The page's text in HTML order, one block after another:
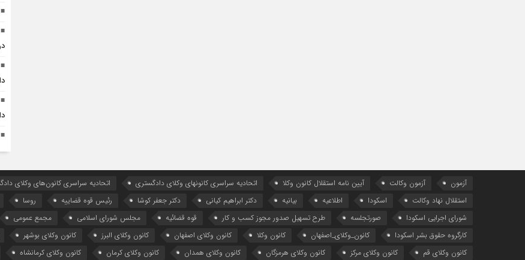
آزمون آزمون وکالت آیین ‌نامه استقلال کانون وکلا اتحادیه سراسری کانونهای وکلای دادگستری اتحادیه سراسری کانون‌های وکلای
استقلال نهاد وکالت
اسکودا اطلاعیه بیانیه دکتر ابراهیم کیانی دکتر جعفر کوشا رئیس قوه قضاییه روسا
شورای اجرایی اسکودا
صورتجلسه طرح تسهیل صدور مجوز کسب و کار قوه قضائیه مجلس شورای اسلامی مجمع عمومی
کارگروه حقوق بشر اسکودا
کانون_وکلای_اصفهان کانون وکلا کانون وکلای اصفهان کانون وکلای البرز کانون وکلای بوشهر
کانون وکلای قم
کانون وکلای مرکز کانون وکلای هرمزگان کانون وکلای همدان کانون وکلای کرمان کانون وکلای کرمانشاه